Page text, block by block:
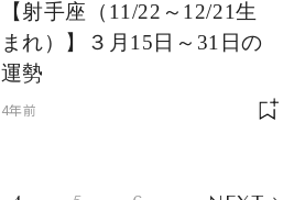
【射手座（11/22～12/21生
まれ）】３月15日～31日の
運勢
4年前